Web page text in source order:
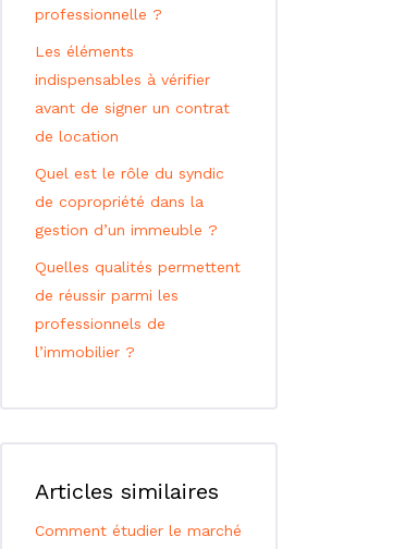
professionnelle ?
Les éléments
indispensables à vérifier
avant de signer un contrat
de location
Quel est le rôle du syndic
de copropriété dans la
gestion d’un immeuble ?
Quelles qualités permettent
de réussir parmi les
professionnels de
l’immobilier ?
Articles similaires
Comment étudier le marché